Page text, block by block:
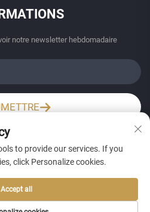
notre newsletter hebdomadaire
/ Whatsapp
to provide our services. If you
click Personalize cookies.
Accept all